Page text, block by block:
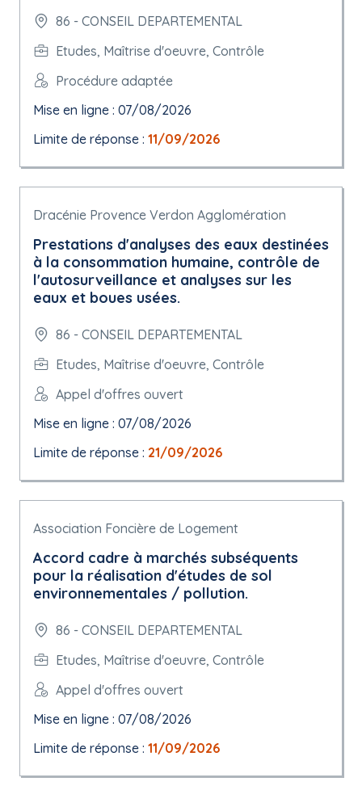
86 - CONSEIL DEPARTEMENTAL
Etudes, Maîtrise d'oeuvre, Contrôle
Procédure adaptée
Mise en ligne : 07/08/2026
Limite de réponse : 11/09/2026
Dracénie Provence Verdon Agglomération
Prestations d'analyses des eaux destinées
à la consommation humaine, contrôle de
l'autosurveillance et analyses sur les
eaux et boues usées.
86 - CONSEIL DEPARTEMENTAL
Etudes, Maîtrise d'oeuvre, Contrôle
Appel d'offres ouvert
Mise en ligne : 07/08/2026
Limite de réponse : 21/09/2026
Association Foncière de Logement
Accord cadre à marchés subséquents
pour la réalisation d'études de sol
environnementales / pollution.
86 - CONSEIL DEPARTEMENTAL
Etudes, Maîtrise d'oeuvre, Contrôle
Appel d'offres ouvert
Mise en ligne : 07/08/2026
Limite de réponse : 11/09/2026